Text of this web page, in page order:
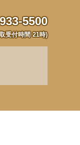
5500
受付時間 21時)